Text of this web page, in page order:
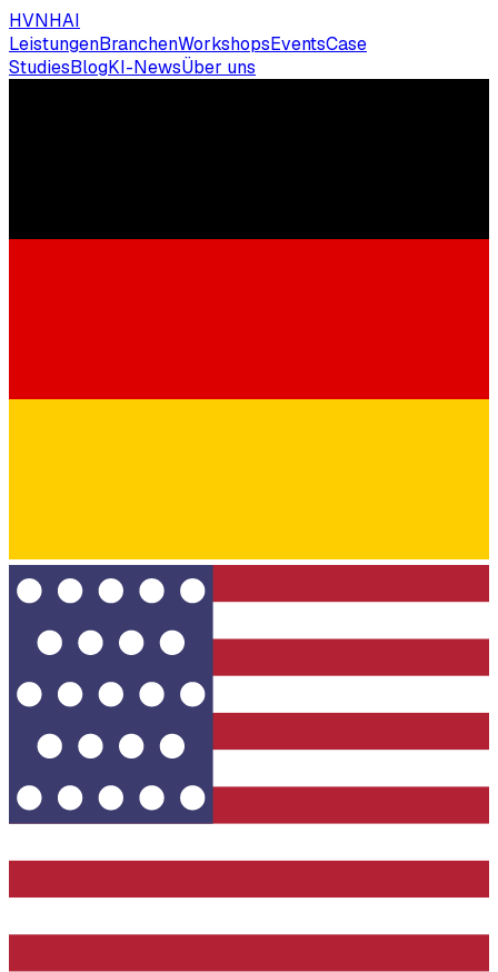
HVNHAI
LeistungenBranchenWorkshopsEventsCase
StudiesBlogKI-NewsÜber uns